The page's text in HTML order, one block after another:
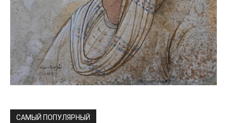
САМЫЙ ПОПУЛЯРНЫЙ